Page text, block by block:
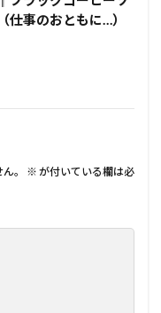
仕事のおともに…）
。 ※ が付いている欄は必